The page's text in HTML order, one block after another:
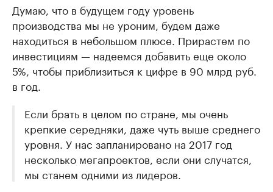
Думаю, что в будущем году уровень
производства мы не уроним, будем даже
находиться в небольшом плюсе. Прирастем по
инвестициям — надеемся добавить еще около
5%, чтобы приблизиться к цифре в 90 млрд руб.
в год.
Если брать в целом по стране, мы очень
крепкие середняки, даже чуть выше среднего
уровня. У нас запланировано на 2017 год
несколько мегапроектов, если они случатся,
мы станем одними из лидеров.